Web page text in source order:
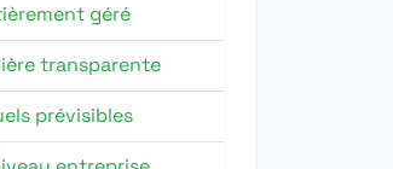
géré
transparente
prévisibles